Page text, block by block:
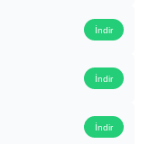
İndir
İndir
İndir